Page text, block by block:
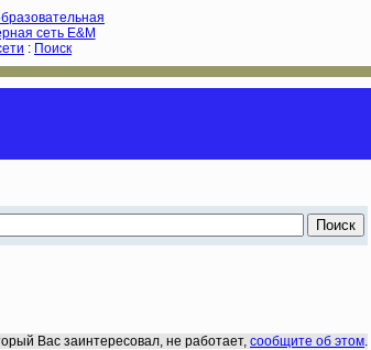
сеть E&M
: Поиск
Вас заинтересовал, не работает, сообщите об этом.